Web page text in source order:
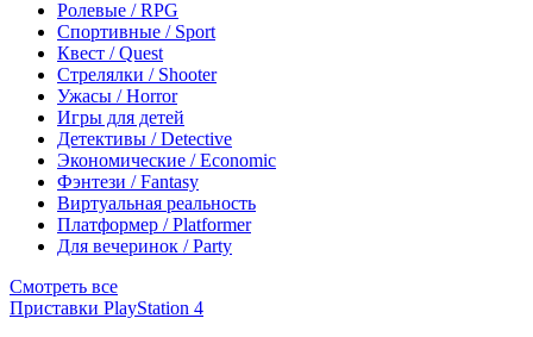
Ролевые / RPG
Спортивные / Sport
Квест / Quest
Стрелялки / Shooter
Ужасы / Horror
Игры для детей
Детективы / Detective
Экономические / Economic
Фэнтези / Fantasy
Виртуальная реальность
Платформер / Platformer
Для вечеринок / Party
Смотреть все
Приставки PlayStation 4